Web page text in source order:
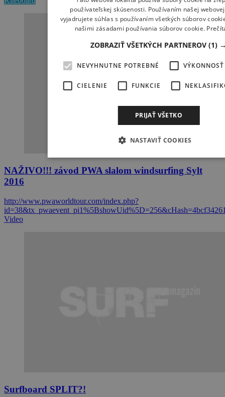
NAŽIVO!!! závod PWA slalom windsurfing Sylt
2016
http://www.pwaworldtour.com/index.php?
Video
Surfboard SPLIT?!
používateľskej skúsenosti. Používaním našej
vyjadrujete súhlas s používaním všetkých súborov
našimi zásadami používania súborov cookie.
ZOBRAZIŤ VŠETKÝCH PARTNEROV(1)
NEVYHNUTNE POTREBNÉ VÝKONNOSŤ
CIELENIE FUNKCIE
PRIJAŤ VŠETKO
NASTAVIŤ COOKIES